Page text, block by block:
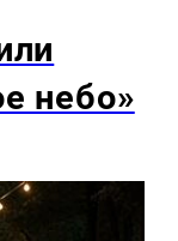
небо»